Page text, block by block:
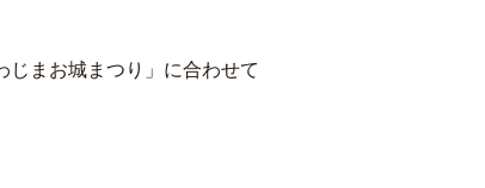
じまお城まつり」に合わせて